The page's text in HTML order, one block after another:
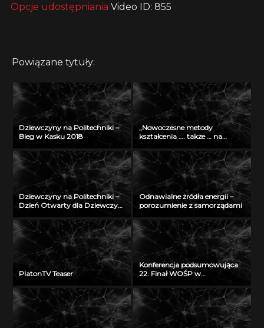
Opcje udostępniania Video ID: 855
Powiązane tytuły:
Dziewczyny na Politechniki –
Bieg w Kasku 2018
„Nowoczesne metody
kształcenia …. także … na
Radiu Akadera – 11 grudzień
2012
Dziewczyny na Politechniki –
Dzień Otwarty dla Dziewczyn
Odnawialne żródła energii –
porozumienie z samorządami
PlatonTV Teaser
Konferencja podsumowująca
22. Finał WOŚP w